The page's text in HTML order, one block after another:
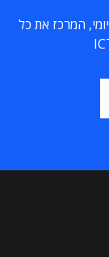
המרכז את כל